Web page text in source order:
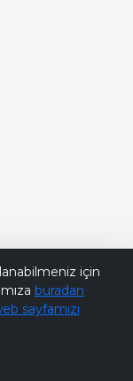
için
buradan
sayfamızı
Soru Sor | Ask Me